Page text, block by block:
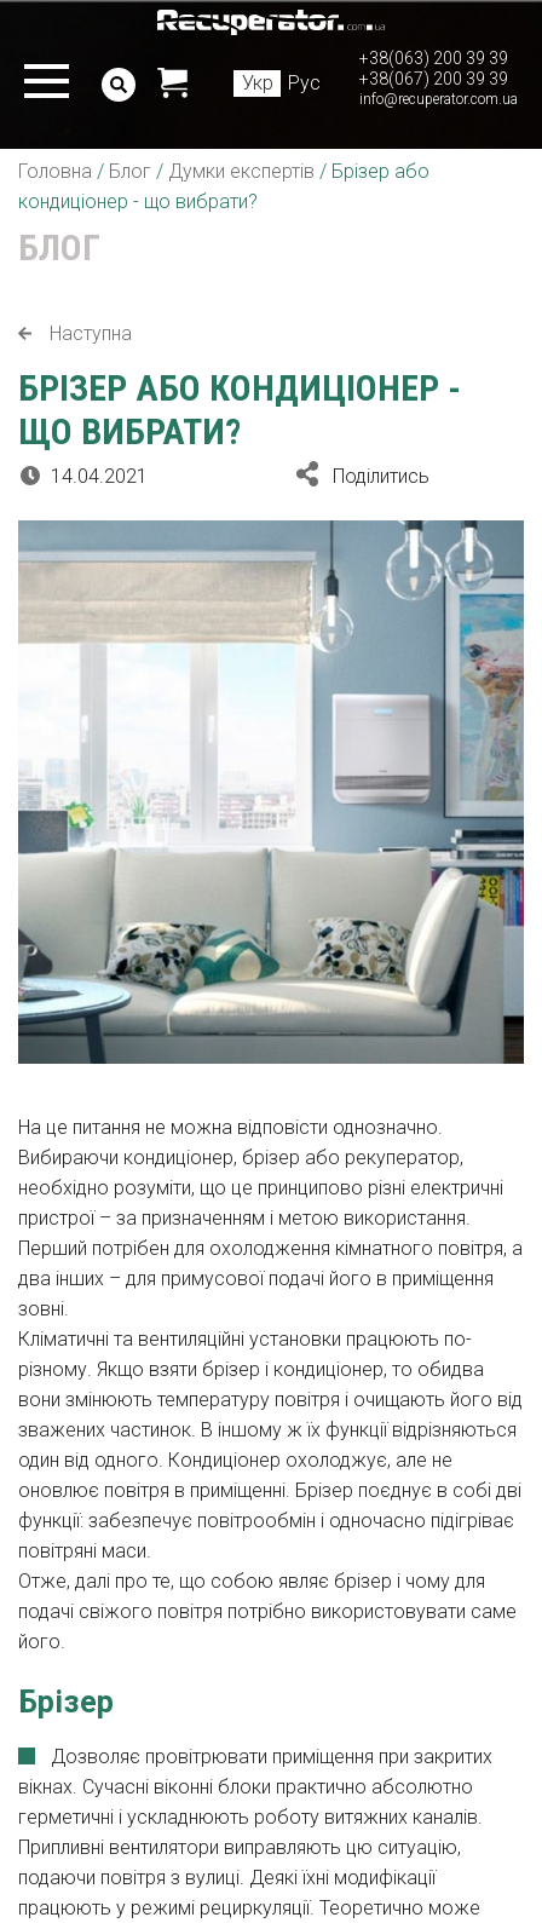
Укр Рус
+38(063) 200 39 39
+38(067) 200 39 39
info@recuperator.com.ua
Головна / Блог / Думки експертів / Брізер або
кондиціонер - що вибрати?
БЛОГ
Наступна
БРІЗЕР АБО КОНДИЦІОНЕР -
ЩО ВИБРАТИ?
14.04.2021 Поділитись
На це питання не можна відповісти однозначно.
Вибираючи кондиціонер, брізер або рекуператор,
необхідно розуміти, що це принципово різні електричні
пристрої – за призначенням і метою використання.
Перший потрібен для охолодження кімнатного повітря, а
два інших – для примусової подачі його в приміщення
зовні.
Кліматичні та вентиляційні установки працюють по-
різному. Якщо взяти брізер і кондиціонер, то обидва
вони змінюють температуру повітря і очищають його від
зважених частинок. В іншому ж їх функції відрізняються
один від одного. Кондиціонер охолоджує, але не
оновлює повітря в приміщенні. Брізер поєднує в собі дві
функції: забезпечує повітрообмін і одночасно підігріває
повітряні маси.
Отже, далі про те, що собою являє брізер і чому для
подачі свіжого повітря потрібно використовувати саме
його.
Брізер
Дозволяє провітрювати приміщення при закритих
вікнах. Сучасні віконні блоки практично абсолютно
герметичні і ускладнюють роботу витяжних каналів.
Припливні вентилятори виправляють цю ситуацію,
подаючи повітря з вулиці. Деякі їхні модифікації
працюють у режимі рециркуляції. Теоретично може